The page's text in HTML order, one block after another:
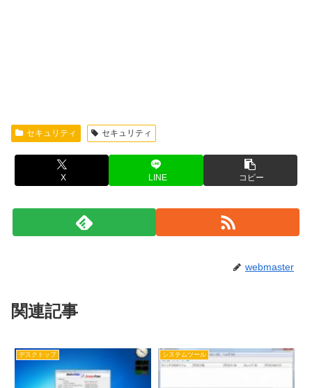
セキュリティ セキュリティ
X LINE コピー
webmaster
関連記事
デスクトップ システムツール